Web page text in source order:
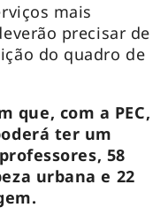
mais
precisar de
do quadro de
que, com a PEC,
ter um
58
urbana e 22